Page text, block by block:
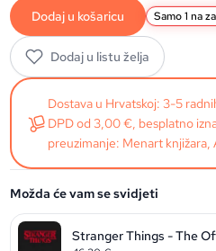
Dodaj u košaricu Samo 1 na
Dodaj u listu želja
Dostava u Hrvatskoj: 3-5
DPD od 3,00 €, besplatno
preuzimanje: Menart knjižara,
Možda će vam se svidjeti